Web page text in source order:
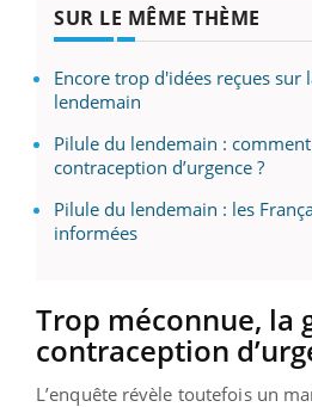
SUR LE MÊME THÈME
Encore trop d'idées reçues sur
lendemain
Pilule du lendemain :
contraception d’urgence ?
Pilule du lendemain : les
informées
Trop méconnue, la
contraception
L’enquête révèle toutefois un